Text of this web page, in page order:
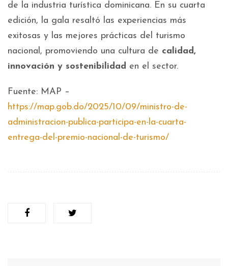
de la industria turística dominicana. En su cuarta
edición, la gala resaltó las experiencias más
exitosas y las mejores prácticas del turismo
nacional, promoviendo una cultura de calidad,
innovación y sostenibilidad en el sector.
Fuente: MAP –
https://map.gob.do/2025/10/09/ministro-de-
administracion-publica-participa-en-la-cuarta-
entrega-del-premio-nacional-de-turismo/